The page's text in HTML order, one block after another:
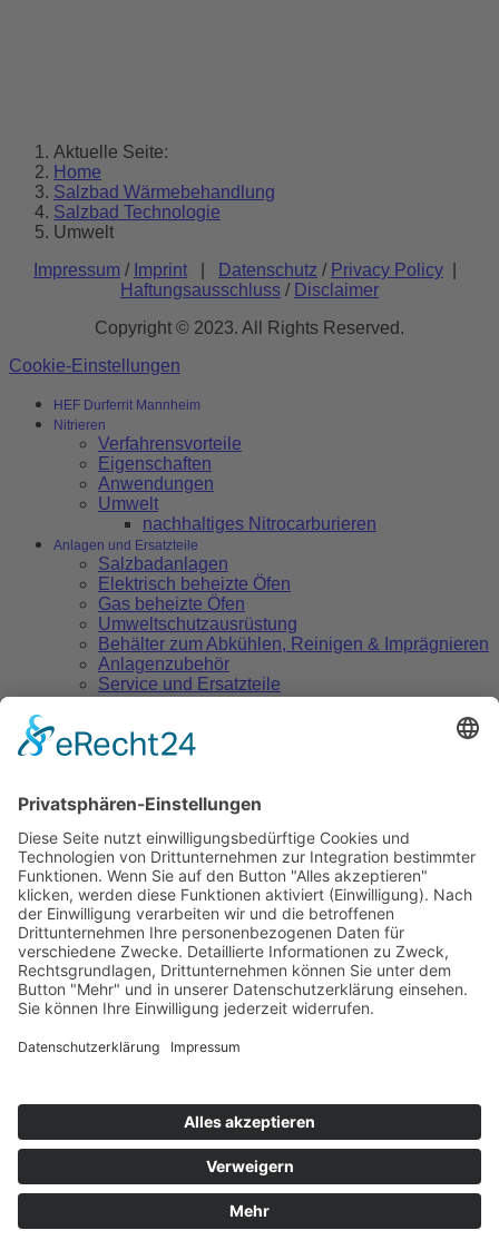
Aktuelle Seite:
Home
Salzbad Wärmebehandlung
Salzbad Technologie
Umwelt
Impressum / Imprint Datenschutz / Privacy Policy
Haftungsausschluss / Disclaimer
Copyright © 2023. All Rights Reserved.
Cookie-Einstellungen
HEF Durferrit Mannheim
Nitrieren
Verfahrensvorteile
Eigenschaften
Anwendungen
Umwelt
nachhaltiges Nitrocarburieren
Anlagen und Ersatzteile
Salzbadanlagen
Elektrisch beheizte Öfen
Gas beheizte Öfen
Umweltschutzausrüstung
Behälter zum Abkühlen, Reinigen & Imprägnieren
Anlagenzubehör
Service und Ersatzteile
Verfahrensvorteile
Salze zur Wärmebehandlung
Aufkohlen und Carbonitrieren
Feste Kohlungsmittel
Glühen & Härten
Wärmebehandlung von
Schnellarbeitsstählen
Warmbadabkühlung und Anlassen
Thermochemische Reinigung metallischer
Oberflächen
Vulkanisieren
Brünieren
Spezialmittel
Salze zur Wärmeübertragung
Solartechnik
Solarwärme Speicherung
Wärmeübertragungssalze
PVD